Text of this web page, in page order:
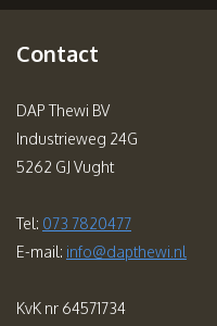
Contact
DAP Thewi BV
Industrieweg 24G
5262 GJ Vught
Tel: 073 7820477
E-mail: info@dapthewi.nl
KvK nr 64571734